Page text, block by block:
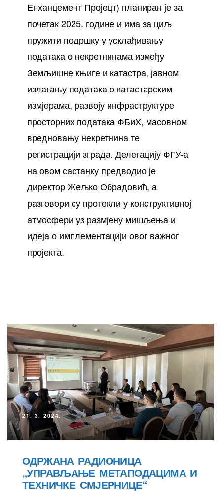
Енханцемент Пројецт) планиран је за
почетак 2025. године и има за циљ
пружити подршку у усклађивању
података о некретнинама између
Земљишне књиге и катастра, јавном
излагању података о катастарским
измјерама, развоју инфраструктуре
просторних података ФБиХ, масовном
вредновању некретнина те
регистрацији зграда. Делегацију ФГУ-а
на овом састанку предводио је
директор Жељко Обрадовић, а
разговори су протекли у конструктивној
атмосфери уз размјену мишљења и
идеја о имплементацији овог важног
пројекта.
21. 3. 2024.
ОДРЖАНА РАДИОНИЦА
„УПРАВЉАЊЕ МЕТАПОДАЦИМА И
ТЕХНИЧКЕ СМЈЕРНИЦЕ“